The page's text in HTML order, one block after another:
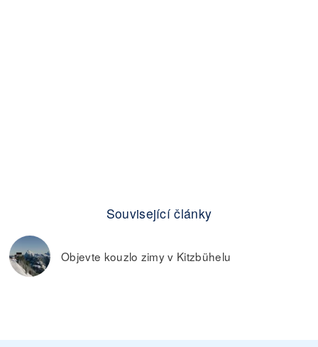
Související články
Objevte kouzlo zimy v Kitzbühelu